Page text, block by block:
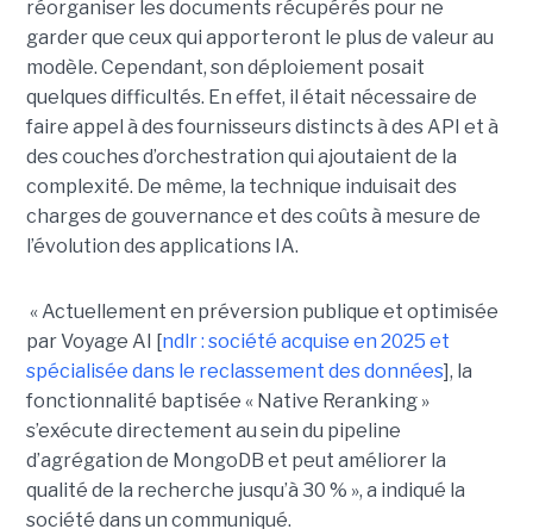
réorganiser les documents récupérés pour ne
garder que ceux qui apporteront le plus de valeur au
modèle. Cependant, son déploiement posait
quelques difficultés. En effet, il était nécessaire de
faire appel à des fournisseurs distincts à des API et à
des couches d’orchestration qui ajoutaient de la
complexité. De même, la technique induisait des
charges de gouvernance et des coûts à mesure de
l’évolution des applications IA.
« Actuellement en préversion publique et optimisée
par Voyage AI [ndlr : société acquise en 2025 et
spécialisée dans le reclassement des données], la
fonctionnalité baptisée « Native Reranking »
s’exécute directement au sein du pipeline
d’agrégation de MongoDB et peut améliorer la
qualité de la recherche jusqu’à 30 % », a indiqué la
société dans un communiqué.